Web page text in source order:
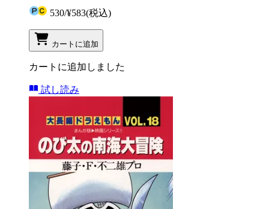
530/¥583(税込)
カートに追加
カートに追加しました
試し読み